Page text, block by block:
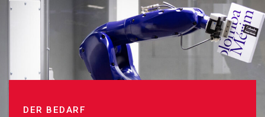
DER BEDARF